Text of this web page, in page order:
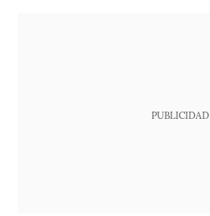
PUBLICIDAD